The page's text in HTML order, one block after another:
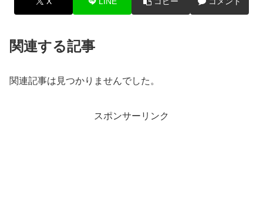
関連する記事
関連記事は見つかりませんでした。
スポンサーリンク